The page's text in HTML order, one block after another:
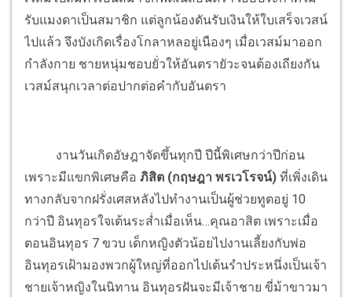
รับแมงดาเป็นสมาชิก แต่ลูกน้องดันรับเงินให้ใบเสร็จเวสน์
ไปแล้ว จึงบังเกิดเรื่องโกลาหลอยู่เนืองๆ เมื่อเวสม์มาออก
กำลังกาย ชายหนุ่มชอบยั่วให้อันตรายัวะจนต้องเถียงกัน
เวสม์สนุกเวลาต่อปากต่อคำกับอันตรา
งานวันเกิดอัษฎาจัดขึ้นทุกปี ปีนี้พิเศษกว่าปีก่อน
เพราะมีแขกพิเศษคือ ภิสิต (กฤษฎา พรเวโรจน์) ที่เพิ่งเดิน
ทางกลับจากฝรั่งเศสหลังไปทำงานเป็นผู้ช่วยทูตอยู่ 10
กว่าปี อินทุอรใจเต้นระส่ำเมื่อเห็น…คุณอาสิต เพราะเมื่อ
ตอนอินทุอร 7 ขวบ เด็กหญิงตัวน้อยไปงานเลี้ยงกับพ่อ
อินทุอรเฝ้ามองพวกผู้ใหญ่ที่ออกไปเต้นรำประหนึ่งเป็นเจ้า
ชายเจ้าหญิงในนิทาน อินทุอรฝันจะมีเจ้าชาย ขี่ม้าขาวมา